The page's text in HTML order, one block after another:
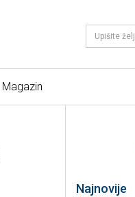
Magazin
Najnovije